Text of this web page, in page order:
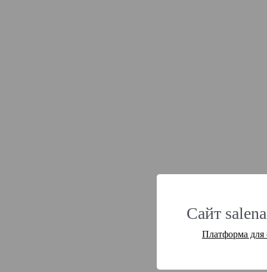
Сайт
Платформа для